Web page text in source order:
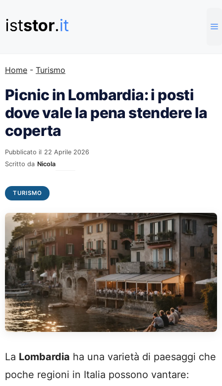
al
contenuto
Home - Turismo
Picnic in Lombardia: i posti
dove vale la pena stendere la
coperta
Pubblicato il 22 Aprile 2026
Scritto da Nicola
TURISMO
La Lombardia ha una varietà di paesaggi che
poche regioni in Italia possono vantare: